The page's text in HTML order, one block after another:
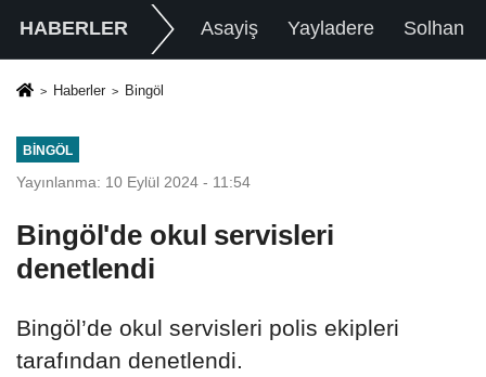
HABERLER Asayiş Yayladere Solhan
Haberler Bingöl
BINGÖL
Yayınlanma: 10 Eylül 2024 - 11:54
Bingöl'de okul servisleri
denetlendi
Bingöl’de okul servisleri polis ekipleri
tarafından denetlendi.